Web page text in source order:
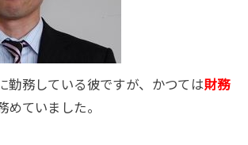
勤務している彼ですが、かつては財務
めていました。